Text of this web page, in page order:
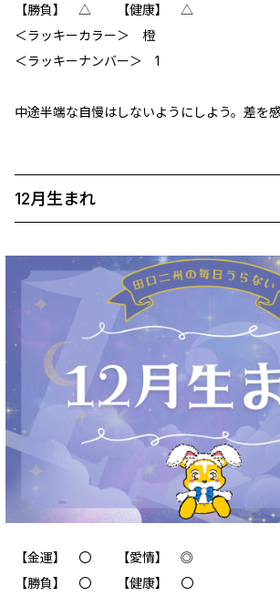
【勝負】 △ 【健康】 △
‪＜ラッキーカラー＞ 橙
＜ラッキーナンバー＞ 1
中途半端な自慢はしないようにしよう。差を
12月生まれ
【金運】 〇 【愛情】 ◎
【勝負】 〇 【健康】 〇